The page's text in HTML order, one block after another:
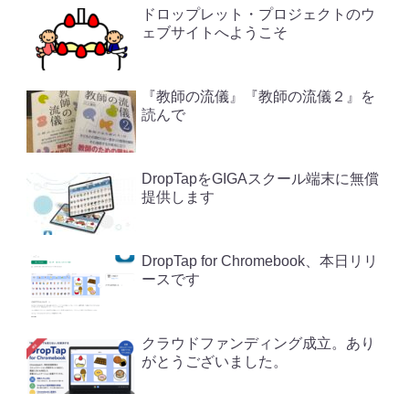
ドロップレット・プロジェクトのウ
ェブサイトへようこそ
『教師の流儀』『教師の流儀２』を
読んで
DropTapをGIGAスクール端末に無償
提供します
DropTap for Chromebook、本日リリ
ースです
クラウドファンディング成立。あり
がとうございました。